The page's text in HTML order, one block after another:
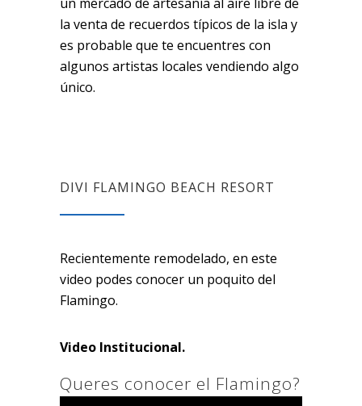
la venta de recuerdos típicos de la isla y
es probable que te encuentres con
algunos artistas locales vendiendo algo
único.
DIVI FLAMINGO BEACH RESORT
Recientemente remodelado, en este
video podes conocer un poquito del
Flamingo.
Video Institucional.
Queres conocer el Flamingo?